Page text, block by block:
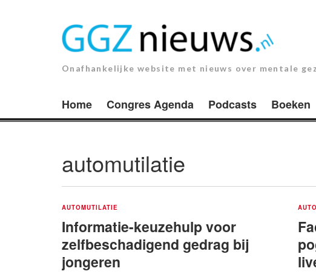
Onafhankelijke website met nieuws over mentale
Home Congres Agenda Podcasts Boeken
automutilatie
AUTOMUTILATIE
Informatie-keuzehulp voor
zelfbeschadigend gedrag bij
jongeren